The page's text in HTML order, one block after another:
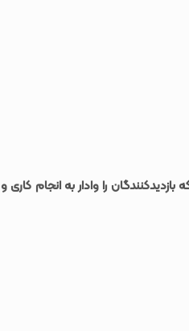
را وادار به انجام کاری و